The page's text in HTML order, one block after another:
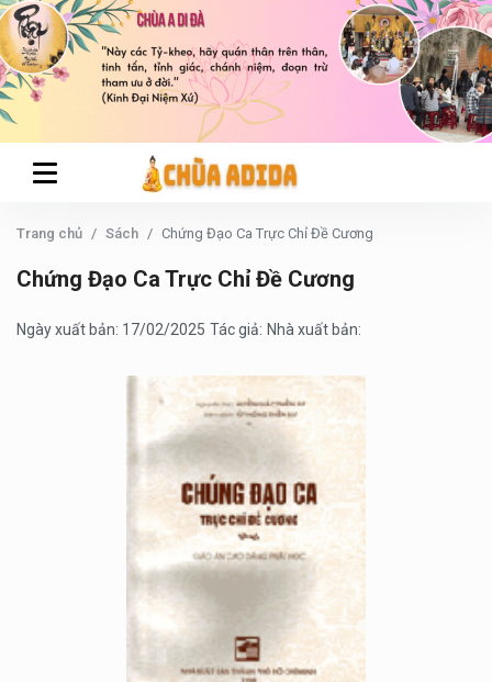
Trang chủ Sách Chứng Đạo Ca Trực Chỉ Đề Cương
Chứng Đạo Ca Trực Chỉ Đề Cương
Ngày xuất bản: 17/02/2025 Tác giả: Nhà xuất bản: